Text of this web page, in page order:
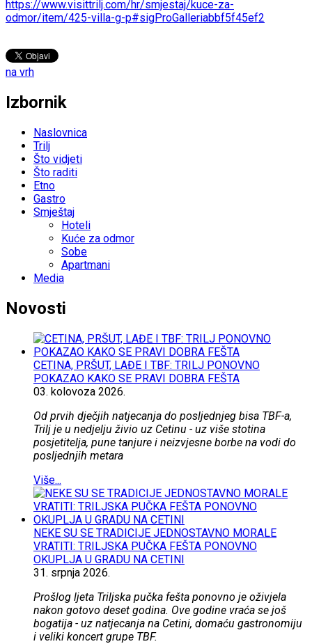
https://www.visittrilj.com/hr/smjestaj/kuce-za-
odmor/item/425-villa-g-p#sigProGalleriabbf5f45ef2
na vrh
Izbornik
Naslovnica
Trilj
Što vidjeti
Što raditi
Etno
Gastro
Smještaj
Hoteli
Kuće za odmor
Sobe
Apartmani
Media
Novosti
CETINA, PRŠUT, LAĐE I TBF: TRILJ PONOVNO
POKAZAO KAKO SE PRAVI DOBRA FEŠTA
03. kolovoza 2026.
Od prvih dječjih natjecanja do posljednjeg bisa TBF-a,
Trilj je u nedjelju živio uz Cetinu - uz više stotina
posjetitelja, pune tanjure i neizvjesne borbe na vodi do
posljednjih metara
Više...
NEKE SU SE TRADICIJE JEDNOSTAVNO MORALE
VRATITI: TRILJSKA PUČKA FEŠTA PONOVNO
OKUPLJA U GRADU NA CETINI
31. srpnja 2026.
Prošlog ljeta Triljska pučka fešta ponovno je oživjela
nakon gotovo deset godina. Ove godine vraća se još
bogatija - uz natjecanja na Cetini, domaću gastronomiju
i veliki koncert grupe TBF.